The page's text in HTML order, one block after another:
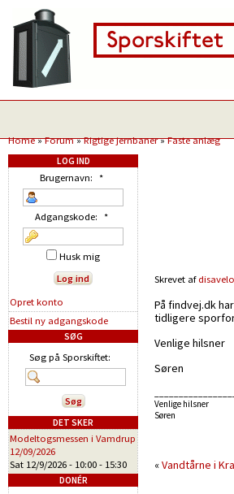
Home»Forum»Rigtige jernbaner»Faste anlæg
Skrevet af disavelo
På findvej.dk
tidligere
Venlige hilsner
Søren
Venlige hilsner
Søren
«Vandtårne i
LOG IND
Brugernavn: *
Adgangskode: *
Husk mig
Opret konto
Bestil ny adgangskode
SØG
Søg på Sporskiftet:
DET SKER
Modeltogsmessen i Vamdrup
12/09/2026
Sat 12/9/2026 - 10:00 - 15:30
DONÉR